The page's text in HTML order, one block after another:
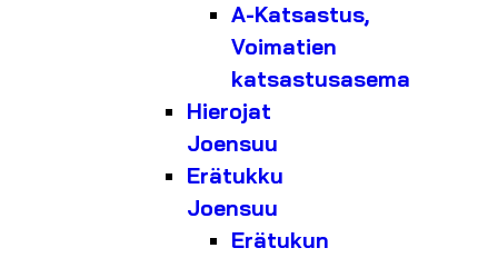
A-Katsastus,
Voimatien
katsastusasema
Hierojat
Joensuu
Erätukku
Joensuu
Erätukun